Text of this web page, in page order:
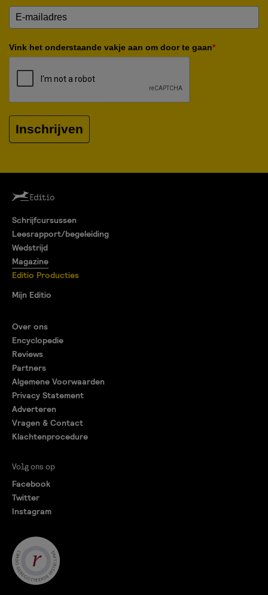
Vink het onderstaande vakje aan om door te gaan*
Inschrijven
Schrijfcursussen
Leesrapport/begeleiding
Wedstrijd
Magazine
Editio Producties
Mijn Editio
Over ons
Encyclopedie
Reviews
Partners
Algemene Voorwaarden
Privacy Statement
Adverteren
Vragen & Contact
Klachtenprocedure
Volg ons op
Facebook
Twitter
Instagram